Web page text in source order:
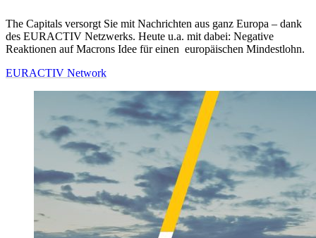
The Capitals versorgt Sie mit Nachrichten aus ganz Europa – dank
des EURACTIV Netzwerks. Heute u.a. mit dabei: Negative
Reaktionen auf Macrons Idee für einen europäischen Mindestlohn.
EURACTIV Network